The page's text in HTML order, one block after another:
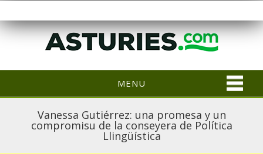
MENU
Vanessa Gutiérrez: una promesa y un
compromisu de la conseyera de Política
Llingüística